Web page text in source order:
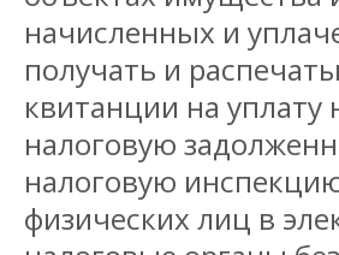
начисленных и
получать и
квитанции на
налоговую
налоговую
физических лиц в